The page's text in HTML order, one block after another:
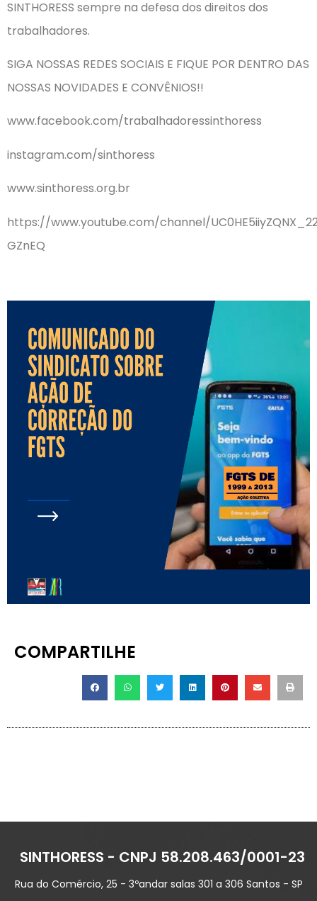
SINTHORESS sempre na defesa dos direitos dos
trabalhadores.
SIGA NOSSAS REDES SOCIAIS E FIQUE POR DENTRO DAS
NOSSAS NOVIDADES E CONVÊNIOS!!
www.facebook.com/trabalhadoressinthoress
instagram.com/sinthoress
www.sinthoress.org.br
https://www.youtube.com/channel/
GZnEQ
COMPARTILHE
SINTHORESS - CNPJ 58.208.463/0001-23
Rua do Comércio, 25 - 3ºandar salas 301 a 306 Santos - SP